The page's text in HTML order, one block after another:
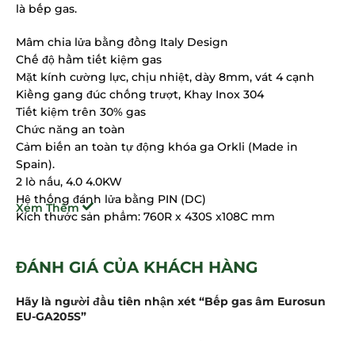
là bếp gas.
Mâm chia lửa bằng đồng Italy Design
Chế độ hầm tiết kiệm gas
Mặt kính cường lực, chịu nhiệt, dày 8mm, vát 4 cạnh
Kiềng gang đúc chống trượt, Khay Inox 304
Tiết kiệm trên 30% gas
Chức năng an toàn
Cảm biến an toàn tự động khóa ga Orkli (Made in
Spain).
2 lò nấu, 4.0 4.0KW
Hệ thống đánh lửa bằng PIN (DC)
Kích thước sản phẩm: 760R x 430S x108C mm
***Bên cạnh dòng sản phẩm này, bạn cũng có thể tham
cung cấp như:
Xem Thêm
ĐÁNH GIÁ CỦA KHÁCH HÀNG
Hãy là người đầu tiên nhận xét “Bếp gas âm Eurosun
EU-GA205S”